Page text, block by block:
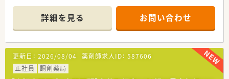
＜業務内容＞
■門前の病院より総合科目を応需しています。
■処方箋枚数は30枚/日程度です。
＜研修制度・教育体制＞
■各段階別の研修システムや定期的なセミナー・専属接遇インス
トラクター指導による接客サービスの徹底を行っています。
■将来独立を考えている方への支援をするフランチャイズシス
詳細を見る お問い合わせ
更新日： 2026/08/04 薬剤師求人ID： 587606
正社員
調剤薬局